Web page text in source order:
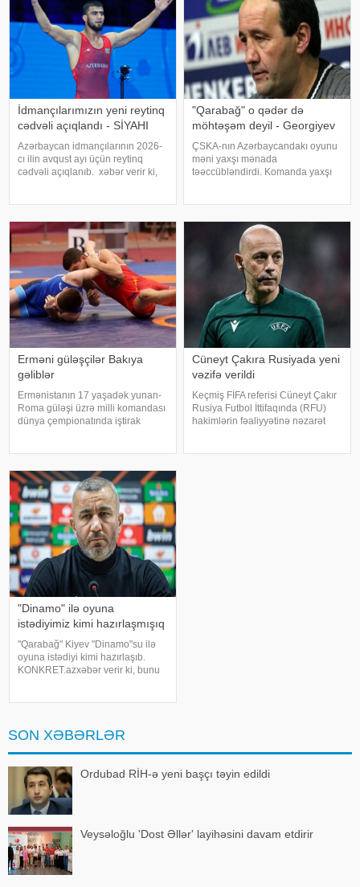
İdmançılarımızın yeni reytinq
cədvəli açıqlandı - SİYAHI
Azərbaycan idmançılarının 2026-
cı ilin avqust ayı üçün reytinq
cədvəli açıqlanıb. xəbər verir ki,
güləşçi Giorgi Meşvildişvili (46
"Qarabağ" o qədər də
möhtəşəm deyil - Georgiyev
ÇSKA-nın Azərbaycandakı oyunu
məni yaxşı mənada
təəccübləndirdi. Komanda yaxşı
altında cəhənnəm idi. KONKRET.
Erməni güləşçilər Bakıya
gəliblər
Ermənistanın 17 yaşadək yunan-
Roma güləşi üzrə milli komandası
dünya çempionatında iştirak
yayıb. Dünya çempionatı iyulun
27-dən avqustu
Cüneyt Çakıra Rusiyada yeni
vəzifə verildi
Keçmiş FİFA referisi Cüneyt Çakır
Rusiya Futbol İttifaqında (RFU)
hakimlərin fəaliyyətinə nəzarət
"Dinamo" ilə oyuna
istədiyimiz kimi hazırlaşmışıq
"Qarabağ" Kiyev "Dinamo"su ilə
oyuna istədiyi kimi hazırlaşıb.
KONKRET.azxəbər verir ki, bunu
SON XƏBƏRLƏR
Ordubad RİH-ə yeni başçı təyin edildi
Veysəloğlu 'Dost Əllər' layihəsini davam etdirir